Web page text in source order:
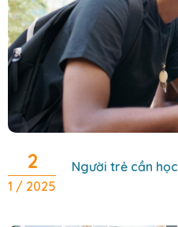
2
1 / 2025
Người trẻ cần